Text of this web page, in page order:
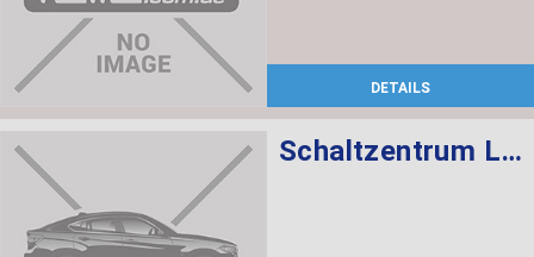
DETAILS
Schaltzentrum Lenksäule